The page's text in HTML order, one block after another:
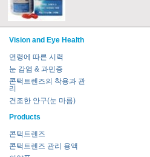
Vision and Eye Health
연령에 따른 시력
눈 감염 & 과민증
콘택트렌즈의 착용과 관
리
건조한 안구(눈 마름)
Products
콘택트렌즈
콘택트렌즈 관리 용액